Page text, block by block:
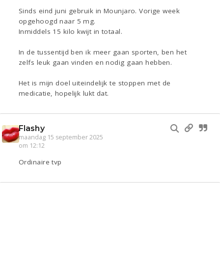
Sinds eind juni gebruik in Mounjaro. Vorige week
opgehoogd naar 5 mg.
Inmiddels 15 kilo kwijt in totaal.
In de tussentijd ben ik meer gaan sporten, ben het
zelfs leuk gaan vinden en nodig gaan hebben.
Het is mijn doel uiteindelijk te stoppen met de
medicatie, hopelijk lukt dat.
Flashy
maandag 15 september 2025
om 12:12
Ordinaire tvp